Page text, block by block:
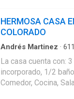
HERMOSA CASA
COLORADO
Andrés Martinez · 611
Cochera ·Jardín ·
La casa cuenta con:
incorporado, 1/2
Comedor, Cocina,